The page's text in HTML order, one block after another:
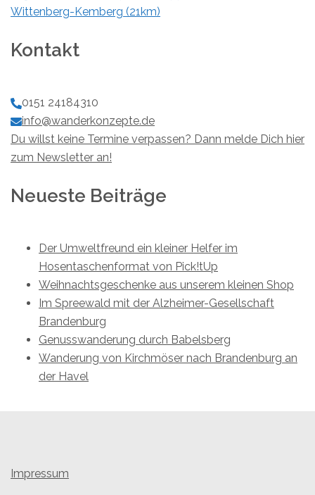
Wittenberg-Kemberg (21km)
Kontakt
0151 24184310
info@wanderkonzepte.de
Du willst keine Termine verpassen? Dann melde Dich hier
zum Newsletter an!
Neueste Beiträge
Der Umweltfreund ein kleiner Helfer im
Hosentaschenformat von Pick!tUp
Weihnachtsgeschenke aus unserem kleinen Shop
Im Spreewald mit der Alzheimer-Gesellschaft
Brandenburg
Genusswanderung durch Babelsberg
Wanderung von Kirchmöser nach Brandenburg an
der Havel
Impressum